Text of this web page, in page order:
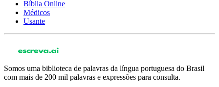
Bíblia Online
Médicos
Usante
Somos uma biblioteca de palavras da língua portuguesa do Brasil
com mais de 200 mil palavras e expressões para consulta.